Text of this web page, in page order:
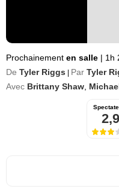
Prochainement en salle | 1h
De Tyler Riggs Par Tyler
Avec Brittany Shaw
2,9